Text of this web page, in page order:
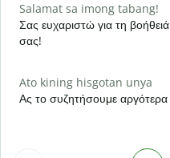
Salamat sa imong tabang!
Σας ευχαριστώ για τη βοήθειά
σας!
Ato kining hisgotan unya
Ας το συζητήσουμε αργότερα